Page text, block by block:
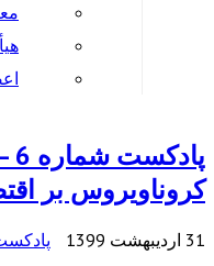
کروناویروس بر
31 اردیبهشت 1399